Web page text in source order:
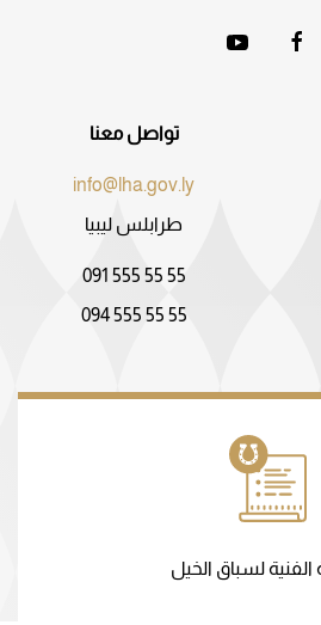
تواصل معنا
info@lha.gov.ly
طرابلس ليبيا
091 555 55 55
094 555 55 55
الفنية لسباق الخيل